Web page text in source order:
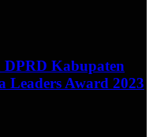
Kabupaten
Leaders Award 2023